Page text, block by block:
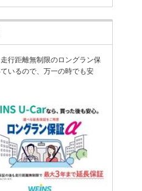
走行距離無制限のロングラン保
いるので、万一の時でも安